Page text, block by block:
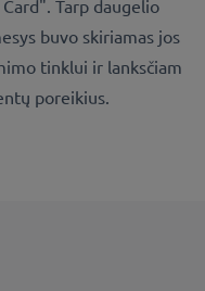
Tarp daugelio
buvo skiriamas jos
tinklui ir lanksčiam
poreikius.